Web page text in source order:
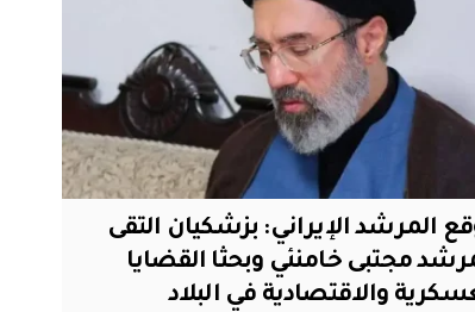
المرشد الإيراني: بزشكيان التقى
مجتبى خامنئي وبحثا القضايا
والاقتصادية في البلاد